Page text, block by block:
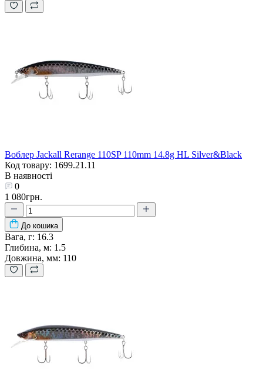
Воблер Jackall Rerange 110SP 110mm 14.8g HL Silver&Black
Код товару: 1699.21.11
В наявності
0
1 080грн.
До кошика
Вага, г: 16.3
Глибина, м: 1.5
Довжина, мм: 110